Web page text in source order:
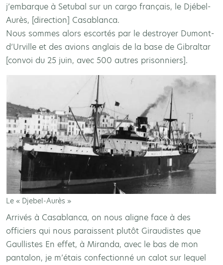
j’embarque à Setubal sur un cargo français, le Djébel-
Aurès, [direction] Casablanca.
Nous sommes alors escortés par le destroyer Dumont-
d’Urville et des avions anglais de la base de Gibraltar
[convoi du 25 juin, avec 500 autres prisonniers].
Le « Djebel-Aurès »
Arrivés à Casablanca, on nous aligne face à des
officiers qui nous paraissent plutôt Giraudistes que
Gaullistes En effet, à Miranda, avec le bas de mon
pantalon, je m’étais confectionné un calot sur lequel